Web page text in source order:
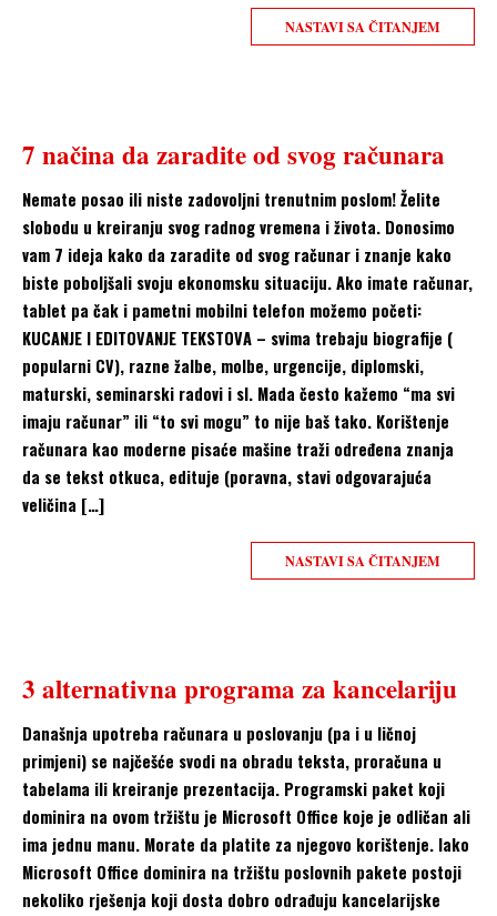
NASTAVI SA ČITANJEM
7 načina da zaradite od svog računara
Nemate posao ili niste zadovoljni trenutnim poslom! Želite
slobodu u kreiranju svog radnog vremena i života. Donosimo
vam 7 ideja kako da zaradite od svog računar i znanje kako
biste poboljšali svoju ekonomsku situaciju. Ako imate računar,
tablet pa čak i pametni mobilni telefon možemo početi:
KUCANJE I EDITOVANJE TEKSTOVA – svima trebaju biografije (
popularni CV), razne žalbe, molbe, urgencije, diplomski,
maturski, seminarski radovi i sl. Mada često kažemo “ma svi
imaju računar” ili “to svi mogu” to nije baš tako. Korištenje
računara kao moderne pisaće mašine traži određena znanja
da se tekst otkuca, edituje (poravna, stavi odgovarajuća
veličina […]
NASTAVI SA ČITANJEM
3 alternativna programa za kancelariju
Današnja upotreba računara u poslovanju (pa i u ličnoj
primjeni) se najčešće svodi na obradu teksta, proračuna u
tabelama ili kreiranje prezentacija. Programski paket koji
dominira na ovom tržištu je Microsoft Office koje je odličan ali
ima jednu manu. Morate da platite za njegovo korištenje. Iako
Microsoft Office dominira na tržištu poslovnih pakete postoji
nekoliko rješenja koji dosta dobro odrađuju kancelarijske